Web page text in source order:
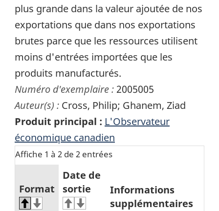
plus grande dans la valeur ajoutée de nos
exportations que dans nos exportations
brutes parce que les ressources utilisent
moins d'entrées importées que les
produits manufacturés.
Numéro d'exemplaire : 2005005
Auteur(s) : Cross, Philip; Ghanem, Ziad
Produit principal : L'Observateur
économique canadien
Affiche 1 à 2 de 2 entrées
Format
Date de
sortie
Informations
supplémentaires